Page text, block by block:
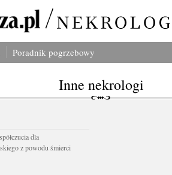
Poradnik pogrzebowy
Inne nekrologi
dla
z powodu śmierci